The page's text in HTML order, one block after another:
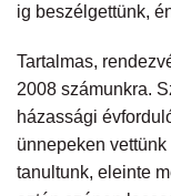
ig beszélgettünk,
Tartalmas,
2008 számunkra.
házassági
ünnepeken
tanultunk, eleinte